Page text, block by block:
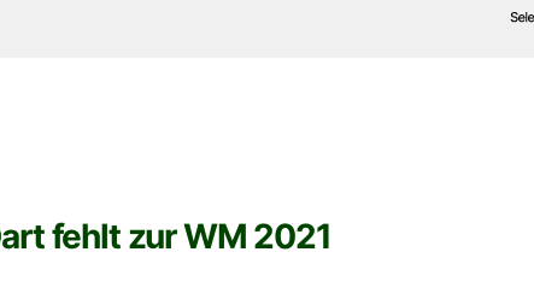
fehlt zur WM 2021